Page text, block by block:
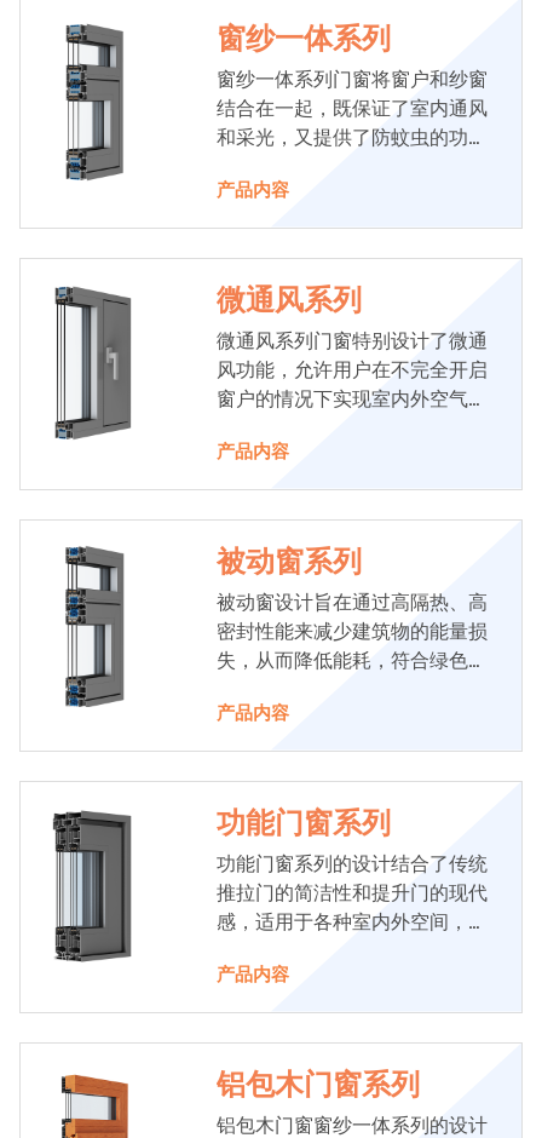
窗纱一体系列
窗纱一体系列门窗将窗户和纱窗
结合在一起，既保证了室内通风
和采光，又提供了防蚊虫的功
产品内容
微通风系列
微通风系列门窗特别设计了微通
风功能，允许用户在不完全开启
窗户的情况下实现室内外空气的
又避免了风雨对室内的直接影
响。
产品内容
被动窗系列
被动窗设计旨在通过高隔热、高
密封性能来减少建筑物的能量损
失，从而降低能耗，符合绿色建
产品内容
功能门窗系列
功能门窗系列的设计结合了传统
推拉门的简洁性和提升门的现代
感，适用于各种室内外空间，如
产品内容
铝包木门窗系列
铝包木门窗窗纱一体系列的设计